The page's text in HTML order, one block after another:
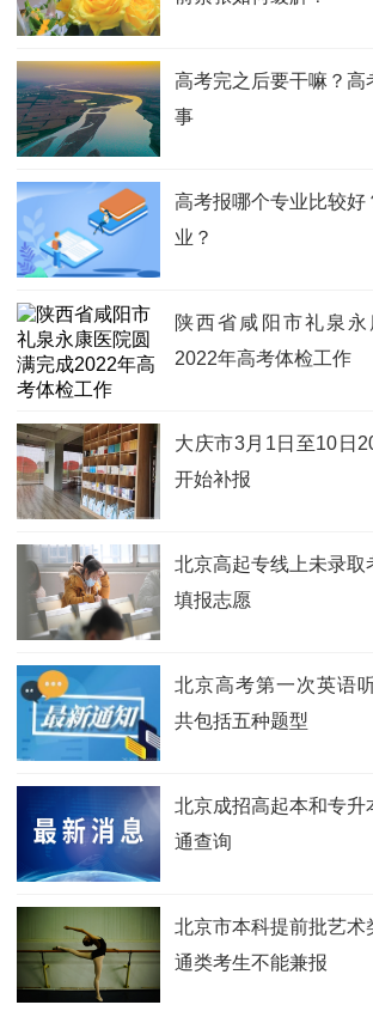
高考完之后要干嘛？高
事
高考报哪个专业比较好
业？
陕西省咸阳市礼泉
2022年高考体检工作
大庆市3月1日至10日
开始补报
北京高起专线上未录取
填报志愿
北京高考第一次英语
共包括五种题型
北京成招高起本和专升
通查询
北京市本科提前批艺术
通类考生不能兼报